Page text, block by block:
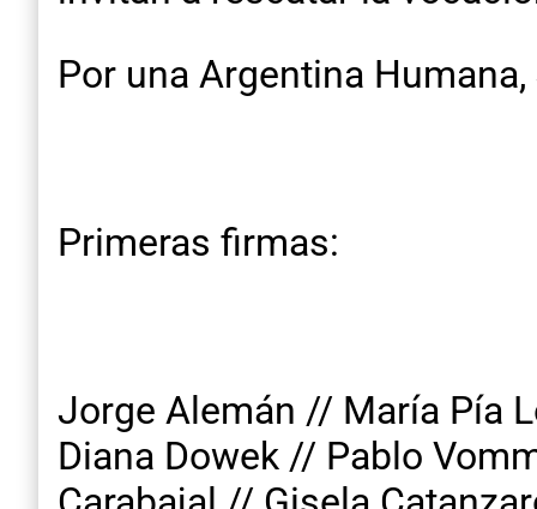
Por una Argentina
Primeras firmas:
Jorge Alemán // María Pía
Diana Dowek // Pablo